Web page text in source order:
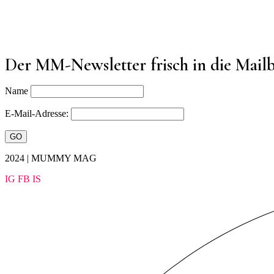
Der MM-Newsletter frisch in die
Name
E-Mail-Adresse:
2024 | MUMMY MAG
IG FB IS